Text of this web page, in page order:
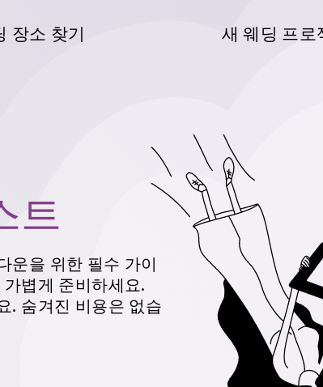
장소 찾기 새 웨딩 프로
트
운을 위한 필수 가이
볍게 준비하세요.
. 숨겨진 비용은 없습